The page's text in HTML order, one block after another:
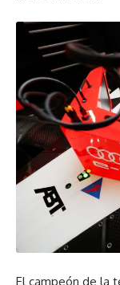
El campeón de la